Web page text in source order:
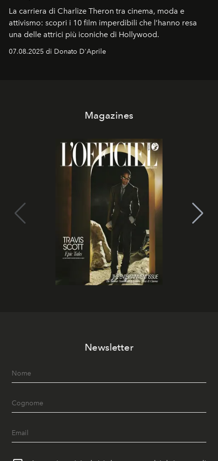
La carriera di Charlize Theron tra cinema, moda e
attivismo: scopri i 10 film imperdibili che l’hanno resa
una delle attrici più iconiche di Hollywood.
07.08.2025 di Donato D'Aprile
Magazines
Newsletter